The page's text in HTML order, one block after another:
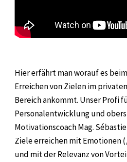
Hier erfährt man worauf es
Erreichen von Zielen im
Bereich ankommt. Unser Profi
Personalentwicklung und
Motivationscoach Mag.
Ziele erreichen mit Emotionen
und mit der Relevanz von